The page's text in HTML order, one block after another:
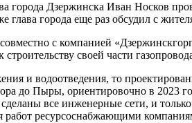
города Дзержинска Иван Носков
глава города еще раз обсудил с
с компанией
строительству своей части
и водоотведения, то
до Пыры, ориентировочно в 2023
все инженерные сети, и
работ ресурсоснабжающими